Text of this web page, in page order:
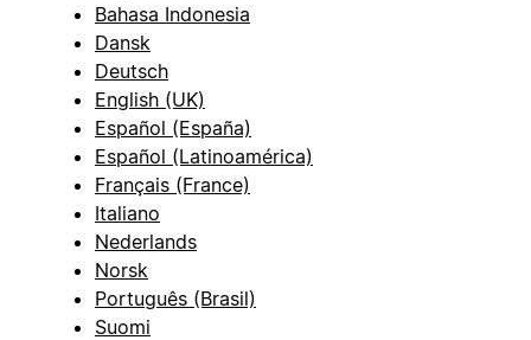
Bahasa Indonesia
Dansk
Deutsch
English (UK)
Español (España)
Español (Latinoamérica)
Français (France)
Italiano
Nederlands
Norsk
Português (Brasil)
Suomi